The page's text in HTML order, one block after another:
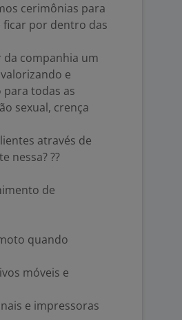
cerimônias para
por dentro das
da companhia um
e
todas as
sexual, crença
através de
nessa? ??
de
quando
móveis e
e impressoras